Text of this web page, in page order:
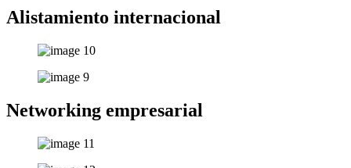
Alistamiento internacional
Networking empresarial